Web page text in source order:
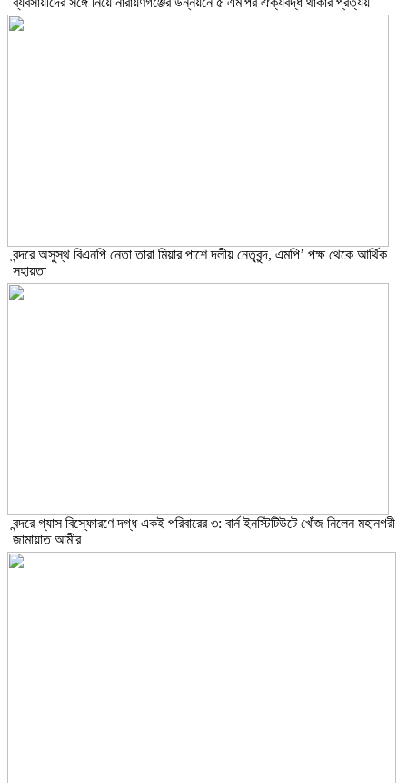
বন্দরে অসুস্থ বিএনপি নেতা তারা মিয়ার পাশে দলীয় নেতৃবৃন্দ, এমপি’ পক্ষ থেকে আর্থিক
সহায়তা
বন্দরে গ্যাস বিস্ফোরণে দগ্ধ একই পরিবারের ৩: বার্ন ইনস্টিটিউটে খোঁজ নিলেন মহানগরী
জামায়াত আমীর